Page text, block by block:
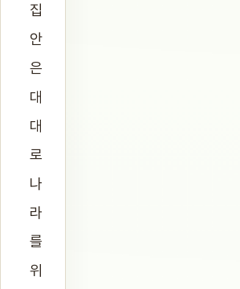
집
안
은
대
대
로
나
라
를
위